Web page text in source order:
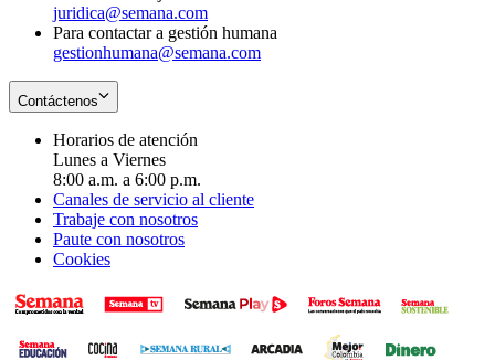
juridica@semana.com
Para contactar a gestión humana
gestionhumana@semana.com
Contáctenos
Horarios de atención
Lunes a Viernes
8:00 a.m. a 6:00 p.m.
Canales de servicio al cliente
Trabaje con nosotros
Paute con nosotros
Cookies